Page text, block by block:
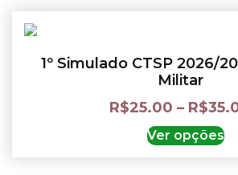
1º Simulado CTSP 2026/
Militar
R$25.00 – R$
Ver opções